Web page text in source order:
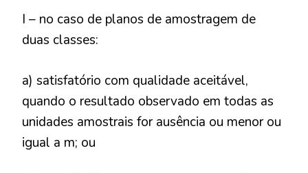
I – no caso de planos de amostragem de
duas classes:
a) satisfatório com qualidade aceitável,
quando o resultado observado em todas as
unidades amostrais for ausência ou menor ou
igual a m; ou